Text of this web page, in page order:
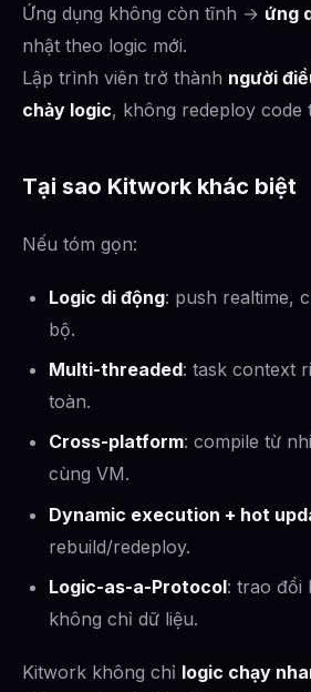
Ứng dụng không còn tĩnh → ứng
nhật theo logic mới.
Lập trình viên trở thành người
chảy logic, không redeploy code
Tại sao Kitwork khác biệt
Nếu tóm gọn:
Logic di động: push realtime,
bộ.
Multi-threaded: task context
toàn.
Cross-platform: compile từ
cùng VM.
Dynamic execution + hot
rebuild/redeploy.
Logic-as-a-Protocol: trao đổi
không chỉ dữ liệu.
Kitwork không chỉ logic chạy